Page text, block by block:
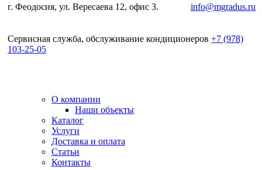
г. Феодосия, ул. Вересаева 12, офис 3.
info@mgradus.ru
Сервисная служба, обслуживание кондиционеров +7 (978)
103-25-05
О компании
Наши объекты
Каталог
Услуги
Доставка и оплата
Статьи
Контакты